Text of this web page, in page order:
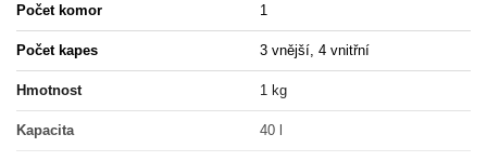
Počet komor 1
Počet kapes 3 vnější, 4 vnitřní
Hmotnost 1 kg
Kapacita 40 l